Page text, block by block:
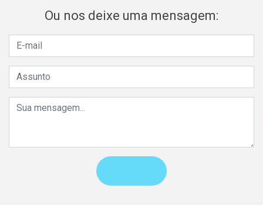
Ou nos deixe uma mensagem: